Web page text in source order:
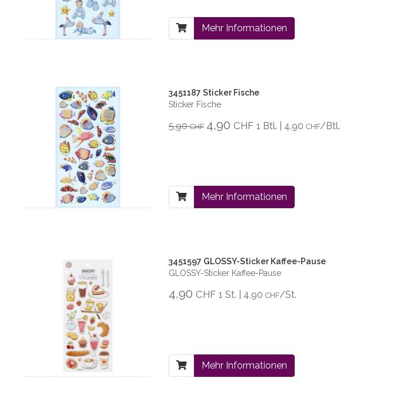
Mehr Informationen
3451187 Sticker Fische
Sticker Fische
5,90CHF 4,90 CHF 1 Btl. | 4,90 CHF/Btl.
Mehr Informationen
3451597 GLOSSY-Sticker Kaffee-Pause
GLOSSY-Sticker Kaffee-Pause
4,90 CHF 1 St. | 4,90 CHF/St.
Mehr Informationen